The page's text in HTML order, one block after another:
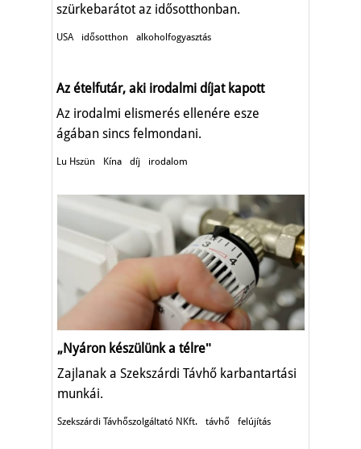
szürkebarátot az idősotthonban.
USA idősotthon alkoholfogyasztás
Az ételfutár, aki irodalmi díjat kapott
Az irodalmi elismerés ellenére esze
ágában sincs felmondani.
Lu Hszün Kína díj irodalom
„Nyáron készülünk a télreʺ
Zajlanak a Szekszárdi Távhő karbantartási
munkái.
Szekszárdi Távhőszolgáltató NKft. távhő felújítás